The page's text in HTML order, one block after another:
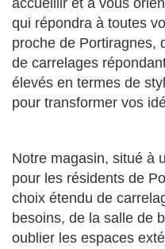
accueillir et à vous
qui répondra à toutes
proche de Portiragnes,
de carrelages
élevés en termes de
pour transformer vos
Notre magasin, situé à
pour les résidents de
choix étendu de
besoins, de la salle de
oublier les espaces